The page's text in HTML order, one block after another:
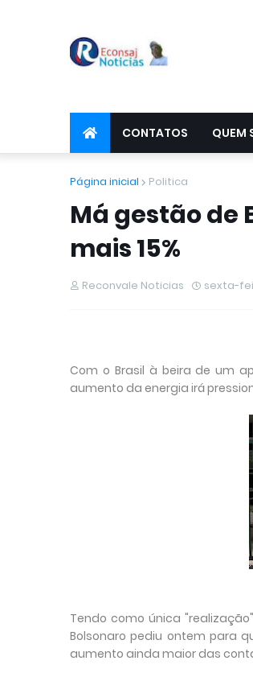
CONTATOS QUEM
Página inicial Politica
Má gestão de
mais 15%
Reconvale Noticias sexta-
Com o Brasil à beira de um
aumento da energia irá
Tendo como única
Bolsonaro pediu ontem para
aumento ainda maior das